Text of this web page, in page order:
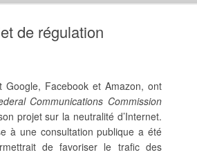
de régulation
Google, Facebook et Amazon, ont
Communications Commission
projet sur la neutralité d’Internet.
à une consultation publique a été
de favoriser le trafic des